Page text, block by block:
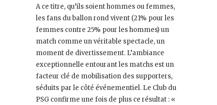
A ce titre, qu’ils soient hommes ou femmes,
les fans du ballon rond vivent (21% pour les
femmes contre 25% pour les hommes) un
match comme un véritable spectacle, un
moment de divertissement. L’ambiance
exceptionnelle entourant les matchs est un
facteur clé de mobilisation des supporters,
séduits par le côté événementiel. Le Club du
PSG confirme une fois de plus ce résultat : «